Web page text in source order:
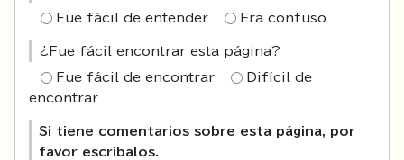
Fue fácil de entender Era confuso
¿Fue fácil encontrar esta página?
Fue fácil de encontrar
Difícil de
encontrar
Si tiene comentarios sobre esta página, por
favor escríbalos.